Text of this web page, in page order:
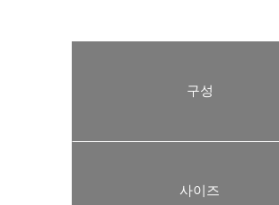
구성
사이즈